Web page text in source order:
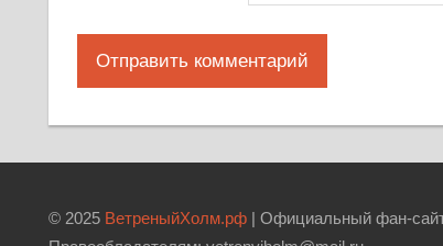
© 2025 ВетреныйХолм.рф | Официальный фан-